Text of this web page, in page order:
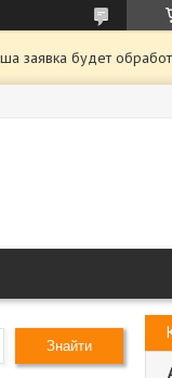
заявка будет
Знайти